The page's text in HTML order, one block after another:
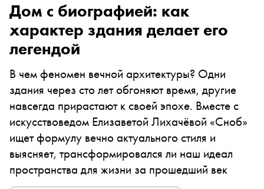
Дом с биографией: как
характер здания делает его
легендой
В чем феномен вечной архитектуры? Одни
здания через сто лет обгоняют время, другие
навсегда прирастают к своей эпохе. Вместе с
искусствоведом Елизаветой Лихачёвой «Сноб»
ищет формулу вечно актуального стиля и
выясняет, трансформировался ли наш идеал
пространства для жизни за прошедший век